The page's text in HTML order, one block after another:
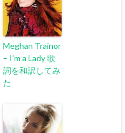
Meghan Trainor
– I’m a Lady 歌
詞を和訳してみ
た